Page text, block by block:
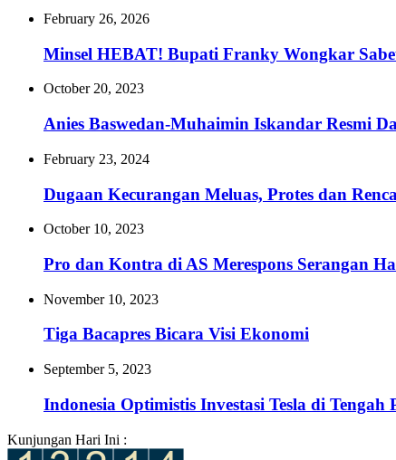
February 26, 2026
Minsel HEBAT! Bupati Franky Wongkar
October 20, 2023
Anies Baswedan-Muhaimin Iskandar Resmi
February 23, 2024
Dugaan Kecurangan Meluas, Protes dan
October 10, 2023
Pro dan Kontra di AS Merespons Serangan
November 10, 2023
Tiga Bacapres Bicara Visi Ekonomi
September 5, 2023
Indonesia Optimistis Investasi Tesla di
Kunjungan Hari Ini :